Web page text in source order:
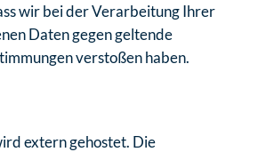
wir bei der Verarbeitung Ihrer
Daten gegen geltende
verstoßen haben.
extern gehostet. Die